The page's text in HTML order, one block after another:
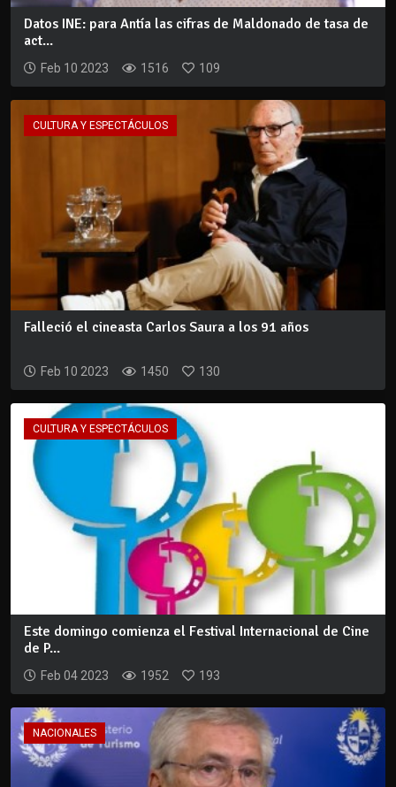
Datos INE: para Antía las cifras de Maldonado de tasa de
act...
Feb 10 2023 1516 109
CULTURA Y ESPECTÁCULOS
Falleció el cineasta Carlos Saura a los 91 años
Feb 10 2023 1450 130
CULTURA Y ESPECTÁCULOS
Este domingo comienza el Festival Internacional de Cine
de P...
Feb 04 2023 1952 193
NACIONALES